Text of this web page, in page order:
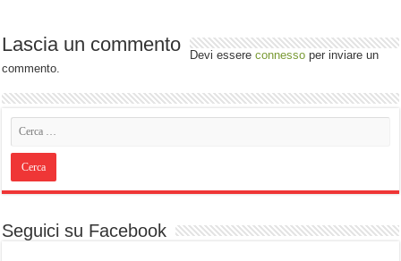
Lascia un commento Devi essereconnesso per inviare un
commento.
Seguici su Facebook